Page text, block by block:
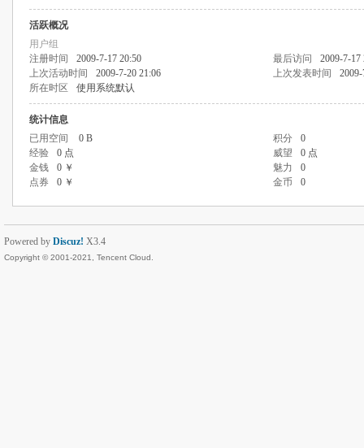
活跃概况
用户组
注册时间
2009-7-17 20:50 最后访问
2009-7-17
上次活动时间
2009-7-20 21:06 上次发表时间
所在时区
使用系统默认
统计信息
已用空间
0 B 积分
0
经验
0 点 威望
0 点
金钱
0 ￥ 魅力
0
点券
0 ￥ 金币 0
Powered by Discuz! X3.4
Copyright © 2001-2021, Tencent Cloud.